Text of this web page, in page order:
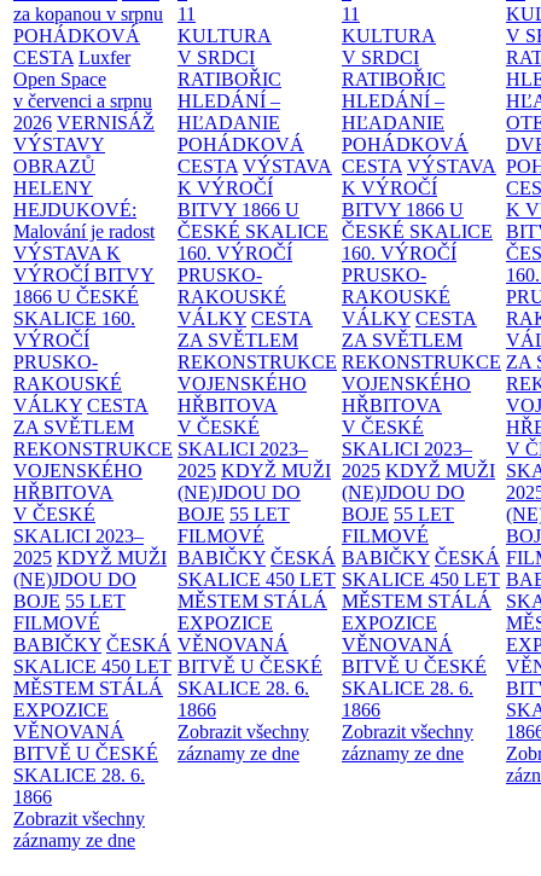
za kopanou v srpnu
POHÁDKOVÁ
CESTA Luxfer
Open Space
v červenci a srpnu
2026 VERNISÁŽ
VÝSTAVY
OBRAZŮ
HELENY
HEJDUKOVÉ:
Malování je radost
VÝSTAVA K
VÝROČÍ BITVY
1866 U ČESKÉ
SKALICE 160.
VÝROČÍ
PRUSKO-
RAKOUSKÉ
VÁLKY CESTA
ZA SVĚTLEM
REKONSTRUKCE
VOJENSKÉHO
HŘBITOVA
V ČESKÉ
SKALICI 2023–
2025 KDYŽ MUŽI
(NE)JDOU DO
BOJE 55 LET
FILMOVÉ
BABIČKY ČESKÁ
SKALICE 450 LET
MĚSTEM STÁLÁ
EXPOZICE
VĚNOVANÁ
BITVĚ U ČESKÉ
SKALICE 28. 6.
1866
Zobrazit všechny
záznamy ze dne
11
KULTURA
V SRDCI
RATIBOŘIC
HLEDÁNÍ –
HĽADANIE
POHÁDKOVÁ
CESTA VÝSTAVA
K VÝROČÍ
BITVY 1866 U
ČESKÉ SKALICE
160. VÝROČÍ
PRUSKO-
RAKOUSKÉ
VÁLKY CESTA
ZA SVĚTLEM
REKONSTRUKCE
VOJENSKÉHO
HŘBITOVA
V ČESKÉ
SKALICI 2023–
2025 KDYŽ MUŽI
(NE)JDOU DO
BOJE 55 LET
FILMOVÉ
BABIČKY ČESKÁ
SKALICE 450 LET
MĚSTEM STÁLÁ
EXPOZICE
VĚNOVANÁ
BITVĚ U ČESKÉ
SKALICE 28. 6.
1866
Zobrazit všechny
záznamy ze dne
11
KULTURA
V SRDCI
RATIBOŘIC
HLEDÁNÍ –
HĽADANIE
POHÁDKOVÁ
CESTA VÝSTAVA
K VÝROČÍ
BITVY 1866 U
ČESKÉ SKALICE
160. VÝROČÍ
PRUSKO-
RAKOUSKÉ
VÁLKY CESTA
ZA SVĚTLEM
REKONSTRUKCE
VOJENSKÉHO
HŘBITOVA
V ČESKÉ
SKALICI 2023–
2025 KDYŽ MUŽI
(NE)JDOU DO
BOJE 55 LET
FILMOVÉ
BABIČKY ČESKÁ
SKALICE 450 LET
MĚSTEM STÁLÁ
EXPOZICE
VĚNOVANÁ
BITVĚ U ČESKÉ
SKALICE 28. 6.
1866
Zobrazit všechny
záznamy ze dne
V
K
ZA
V